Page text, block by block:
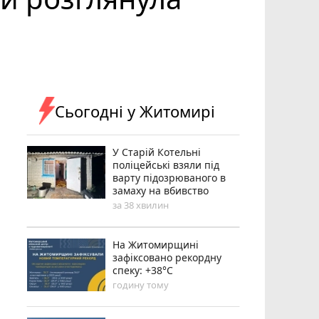
Сьогодні у Житомирі
У Старій Котельні
поліцейські взяли під
варту підозрюваного в
замаху на вбивство
за 38 хвилин
Н️а Житомирщині
зафіксовано рекордну
спеку: +38°C
годину тому